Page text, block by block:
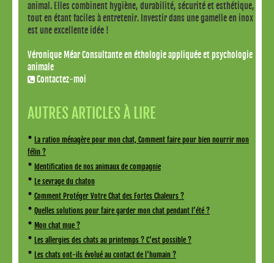
animal. Elles combinent hygiène, durabilité, sécurité et esthétique,
tout en étant faciles à entretenir. Investir dans une gamelle en inox
est une excellente idée !
Véronique Méar Consultante en éthologie appliquée et psychologie
animale
Contactez-moi
AUTRES ARTICLES À LIRE
• La ration ménagère pour mon chat, Comment faire pour bien nourrir mon
félin ?
• Identification de nos animaux de compagnie
• Le sevrage du chaton
• Comment Protéger Votre Chat des Fortes Chaleurs ?
• Quelles solutions pour faire garder mon chat pendant l’été ?
• Mon chat mue ?
• Les allergies des chats au printemps ? C'est possible ?
• Les chats ont-ils évolué au contact de l'humain ?